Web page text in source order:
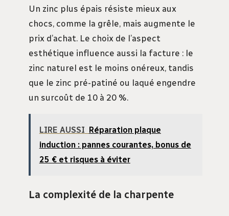
Un zinc plus épais résiste mieux aux
chocs, comme la grêle, mais augmente le
prix d’achat. Le choix de l’aspect
esthétique influence aussi la facture : le
zinc naturel est le moins onéreux, tandis
que le zinc pré-patiné ou laqué engendre
un surcoût de 10 à 20 %.
LIRE AUSSI Réparation plaque
induction : pannes courantes, bonus de
25 € et risques à éviter
La complexité de la charpente